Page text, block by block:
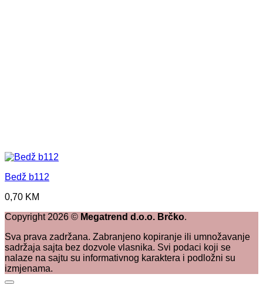
Bedž b112
0,70 KM
Copyright 2026 © Megatrend d.o.o. Brčko.
Sva prava zadržana. Zabranjeno kopiranje ili umnožavanje
sadržaja sajta bez dozvole vlasnika. Svi podaci koji se
nalaze na sajtu su informativnog karaktera i podložni su
izmjenama.